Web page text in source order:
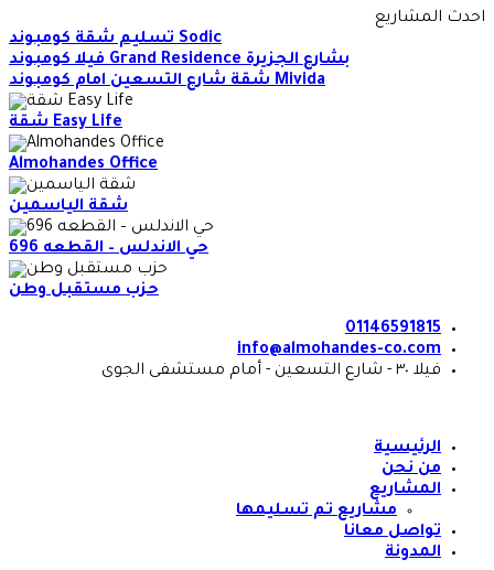
Skip
احدث المشاريع
تسليم شقة كومبوند Sodic
فيلا كومبوند Grand Residence بشارع الجزيرة
شقة شارع التسعين امام كومبوند Mivida
شقة Easy Life
Almohandes Office
شقة الياسمين
حي الاندلس – القطعه 696
حزب مستقبل وطن
01146591815
info@almohandes-co.com
فيلا ٣٠ - شارع التسعين - أمام مستشفى الجوى
الرئيسية
من نحن
المشاريع
مشاريع تم تسليمها
تواصل معانا
المدونة